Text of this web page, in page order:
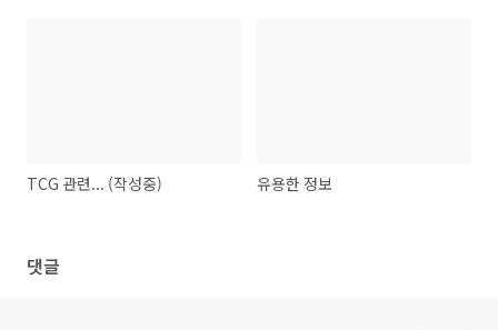
TCG 관련... (작성중) 유용한 정보
댓글